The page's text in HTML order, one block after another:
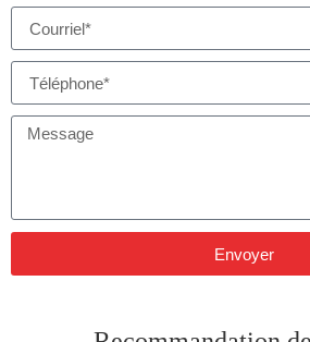
Envoyer